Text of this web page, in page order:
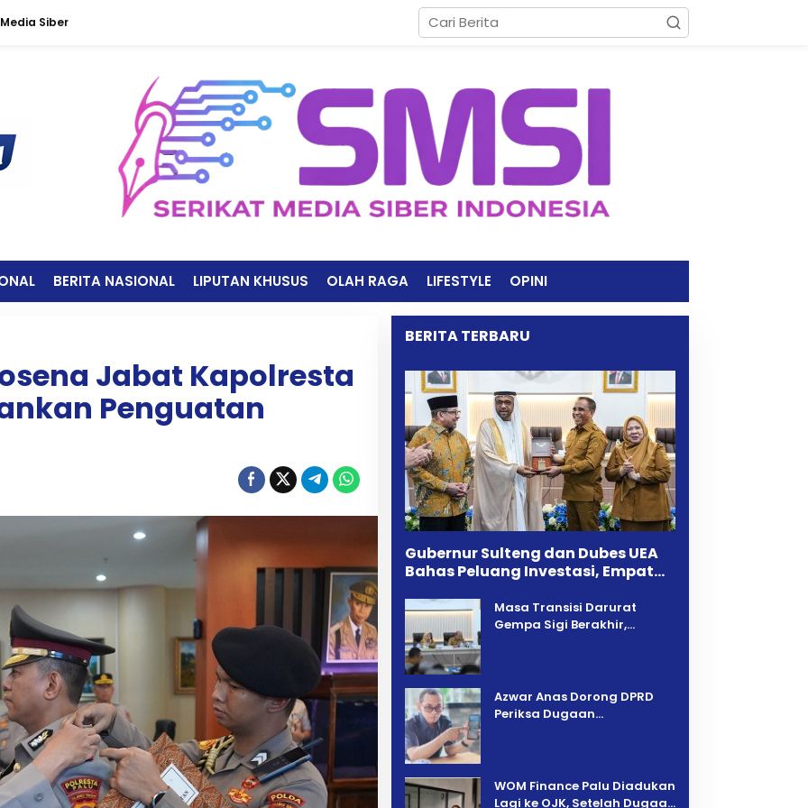
Siber
BERITA NASIONAL LIPUTAN KHUSUS OLAH RAGA LIFESTYLE OPINI
Jabat Kapolresta
Penguatan
BERITA TERBARU
Gubernur Sulteng dan Dubes UEA
Bahas Peluang Investasi, Empat
Masa Transisi Darurat
Gempa Sigi Berakhir,
Azwar Anas Dorong DPRD
Periksa Dugaan
‎WOM Finance Palu Diadukan
Lagi ke OJK, Setelah Dugaan